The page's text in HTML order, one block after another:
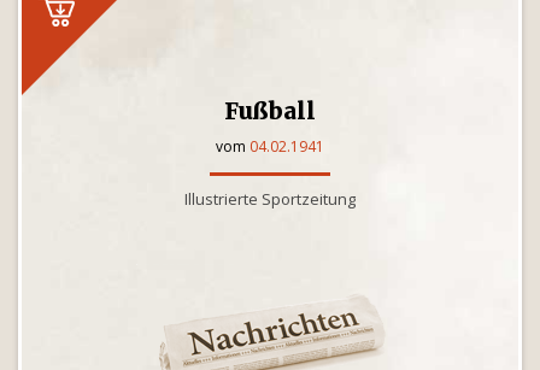
Fußball
vom 04.02.1941
Illustrierte Sportzeitung